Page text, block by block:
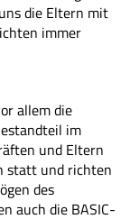
die Eltern mit
immer
allem die
im
und Eltern
statt und richten
des
auch die BASIC-